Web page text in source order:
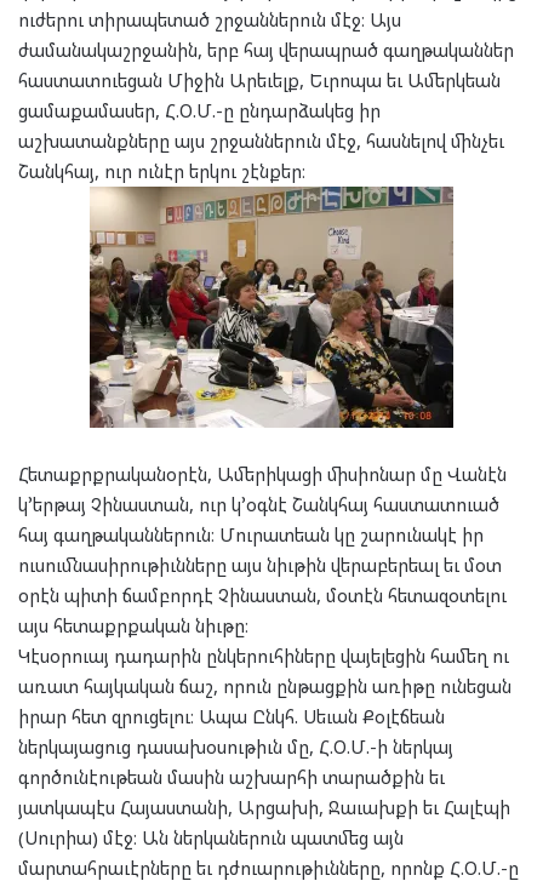
ուժերու տիրապետած շրջաններուն մէջ։ Այս
ժամանակաշրջանին, երբ հայ վերապրած գաղթականներ
հաստատուեցան Միջին Արեւելք, Եւրոպա եւ Ամերկեան
ցամաքամասեր, Հ.Օ.Մ.-ը ընդարձակեց իր
աշխատանքները այս շրջաններուն մէջ, հասնելով մինչեւ
Շանկհայ, ուր ունէր երկու շէնքեր։
Հետաքրքրականօրէն, Ամերիկացի միսիոնար մը Վանէն
կ՚երթայ Չինաստան, ուր կ՚օգնէ Շանկհայ հաստատուած
հայ գաղթականներուն։ Մուրատեան կը շարունակէ իր
ուսումնասիրութիւնները այս նիւթին վերաբերեալ եւ մօտ
օրէն պիտի ճամբորդէ Չինաստան, մօտէն հետազօտելու
այս հետաքրքական նիւթը։
Կէսօրուայ դադարին ընկերուհիները վայելեցին համեղ ու
առատ հայկական ճաշ, որուն ընթացքին առիթը ունեցան
իրար հետ զրուցելու։ Ապա Ընկհ. Սեւան Քօլէճեան
ներկայացուց դասախօսութիւն մը, Հ.Օ.Մ.-ի ներկայ
գործունէութեան մասին աշխարհի տարածքին եւ
յատկապէս Հայաստանի, Արցախի, Ջաւախքի եւ Հալէպի
(Սուրիա) մէջ։ Ան ներկաներուն պատմեց այն
մարտահրաւէրները եւ դժուարութիւնները, որոնք Հ.Օ.Մ.-ը